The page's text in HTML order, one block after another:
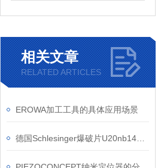
相关文章
RELATED ARTICLES
EROWA加工工具的具体应用场景